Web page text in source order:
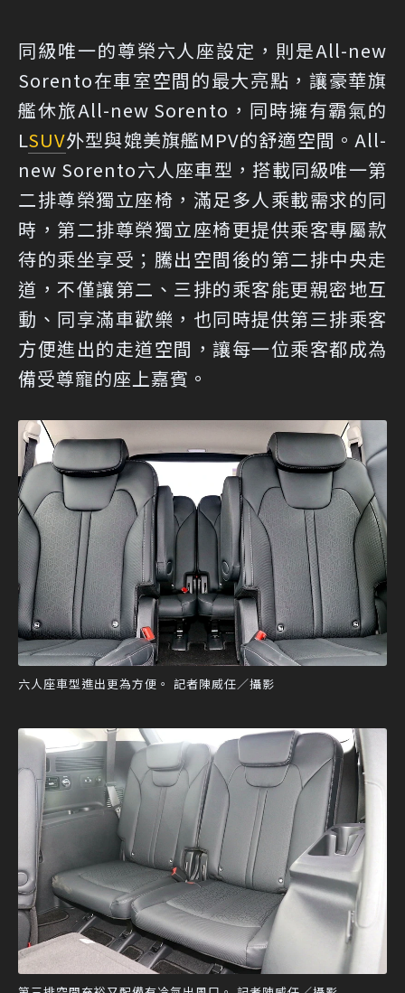
同級唯一的尊榮六人座設定，則是All-new
Sorento在車室空間的最大亮點，讓豪華旗
艦休旅All-new Sorento，同時擁有霸氣的
LSUV外型與媲美旗艦MPV的舒適空間。All-
new Sorento六人座車型，搭載同級唯一第
二排尊榮獨立座椅，滿足多人乘載需求的同
時，第二排尊榮獨立座椅更提供乘客專屬款
待的乘坐享受；騰出空間後的第二排中央走
道，不僅讓第二、三排的乘客能更親密地互
動、同享滿車歡樂，也同時提供第三排乘客
方便進出的走道空間，讓每一位乘客都成為
備受尊寵的座上嘉賓。
六人座車型進出更為方便。 記者陳威任／攝影